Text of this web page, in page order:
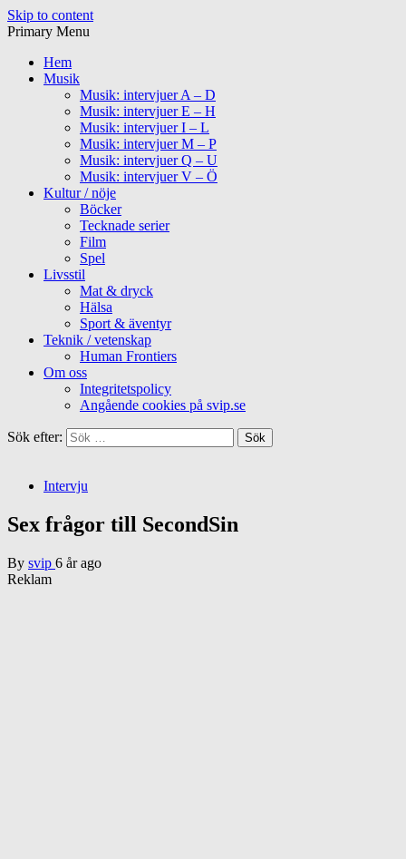
Skip to content
Primary Menu
Hem
Musik
Musik: intervjuer A – D
Musik: intervjuer E – H
Musik: intervjuer I – L
Musik: intervjuer M – P
Musik: intervjuer Q – U
Musik: intervjuer V – Ö
Kultur / nöje
Böcker
Tecknade serier
Film
Spel
Livsstil
Mat & dryck
Hälsa
Sport & äventyr
Teknik / vetenskap
Human Frontiers
Om oss
Integritetspolicy
Angående cookies på svip.se
Sök efter:
Intervju
Sex frågor till SecondSin
By svip 6 år ago
Reklam